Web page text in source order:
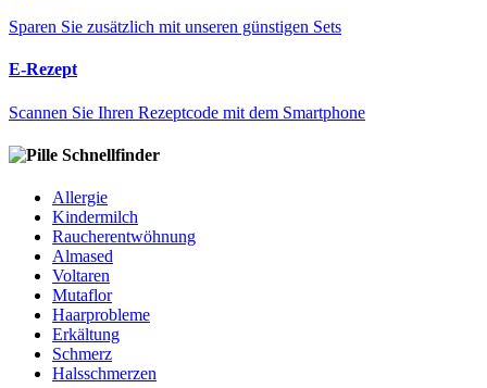
Sparen Sie zusätzlich mit unseren günstigen Sets
E-Rezept
Scannen Sie Ihren Rezeptcode mit dem Smartphone
Schnellfinder
Allergie
Kindermilch
Raucherentwöhnung
Almased
Voltaren
Mutaflor
Haarprobleme
Erkältung
Schmerz
Halsschmerzen